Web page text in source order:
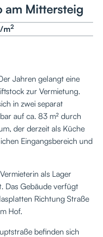
am Mittersteig
/m2
Jahren gelangt eine
zur Vermietung.
in zwei separat
auf ca. 83 m² durch
der derzeit als Küche
Eingangsbereich und
als Lager
Das Gebäude verfügt
Richtung Straße
Hof.
befinden sich